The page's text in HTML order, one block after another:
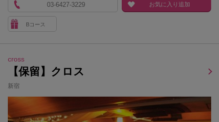
Bコース
03-6427-3229 お気に入り追加
cross
【保留】クロス
新宿